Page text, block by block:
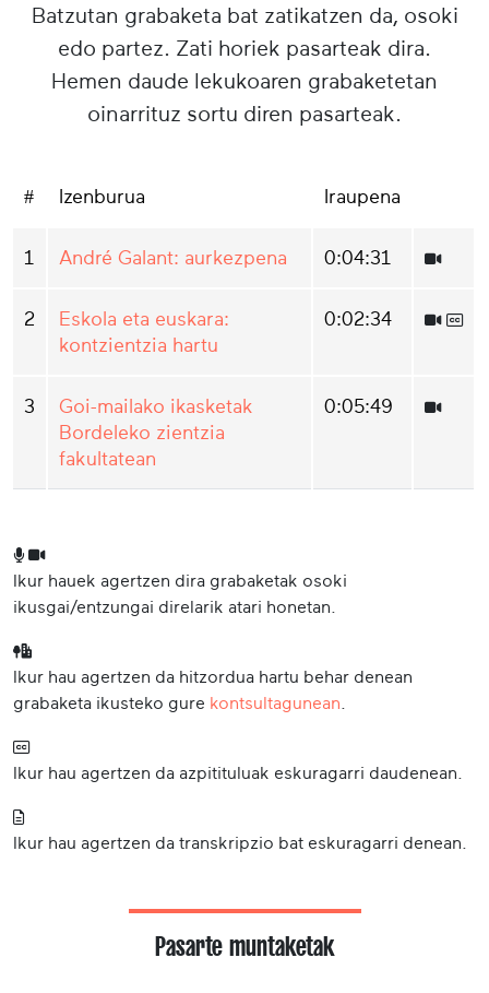
Batzutan grabaketa bat zatikatzen da, osoki
edo partez. Zati horiek pasarteak dira.
Hemen daude lekukoaren grabaketetan
oinarrituz sortu diren pasarteak.
# Izenburua Iraupena
1 André Galant: aurkezpena 0:04:31
2
Eskola eta euskara:
kontzientzia hartu
0:02:34
3
Goi-mailako ikasketak
Bordeleko zientzia
fakultatean
0:05:49
Ikur hauek agertzen dira grabaketak osoki
ikusgai/entzungai direlarik atari honetan.
Ikur hau agertzen da hitzordua hartu behar denean
grabaketa ikusteko gure kontsultagunean
Ikur hau agertzen da azpitituluak eskuragarri daudenean.
Ikur hau agertzen da transkripzio bat eskuragarri denean.
Pasarte muntaketak